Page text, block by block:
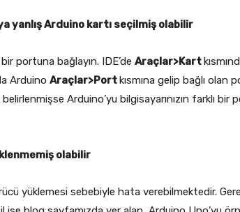
yanlış Arduino kartı seçilmiş olabilir
portuna bağlayın. IDE’de Araçlar>Kart
Arduino Araçlar>Portkısmına gelip bağlı olan
Arduino’yu bilgisayarınızın farklı
olabilir
yüklemesi sebebiyle hata verebilmektedir.